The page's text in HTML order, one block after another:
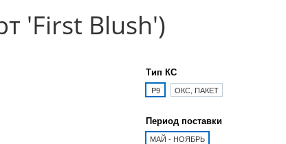
'First Blush')
Тип КС
P9 ОКС, ПАКЕТ
Период поставки
МАЙ - НОЯБРЬ